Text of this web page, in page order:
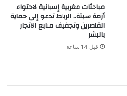
مباحثات مغربية إسبانية لاحتواء
أزمة سبتة.. الرباط تدعو إلى حماية
القاصرين وتجفيف منابع الاتجار
بالبشر
قبل 14 ساعة